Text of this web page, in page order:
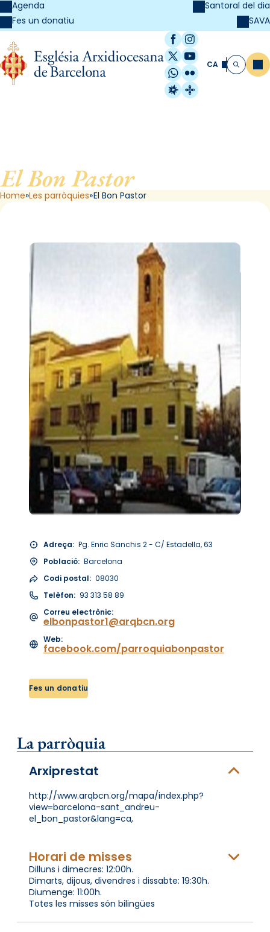
Agenda
Fes un donatiu
Santoral del dia
SAVA
Facebook
Instagram
X / Twitter
YouTube
WhatsApp
Flickr
Radio Estel
Catalunya
CA Cerca
El Bon Pastor, de Barcelona
Home Les parròquies El Bon Pastor
Adreça: Pg. Enric Sanchis 2 - C/ Estadella, 63
Població: Barcelona
Codi postal: 08030
Telèfon: 93 313 58 89
Correu electrònic:
elbonpastor1@arqbcn.org
Web:
facebook.com/parroquiabonpastor
Fes un donatiu
La parròquia
Arxiprestat
http://www.arqbcn.org/mapa/index.php?
view=barcelona-sant_andreu-
el_bon_pastor&lang=ca,
Horari de misses
Dilluns i dimecres: 12:00h.
Dimarts, dijous, divendres i dissabte: 19:30h.
Diumenge: 11:00h.
Totes les misses són bilingües